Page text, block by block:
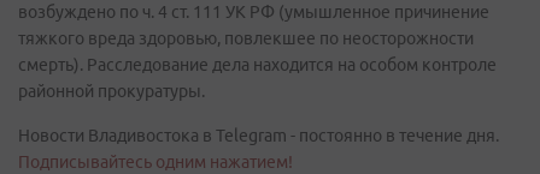
возбуждено по ч. 4 ст. 111 УК РФ (умышленное причинение
тяжкого вреда здоровью, повлекшее по неосторожности
смерть). Расследование дела находится на особом контроле
районной прокуратуры.
Новости Владивостока в Telegram - постоянно в течение дня.
Подписывайтесь одним нажатием!